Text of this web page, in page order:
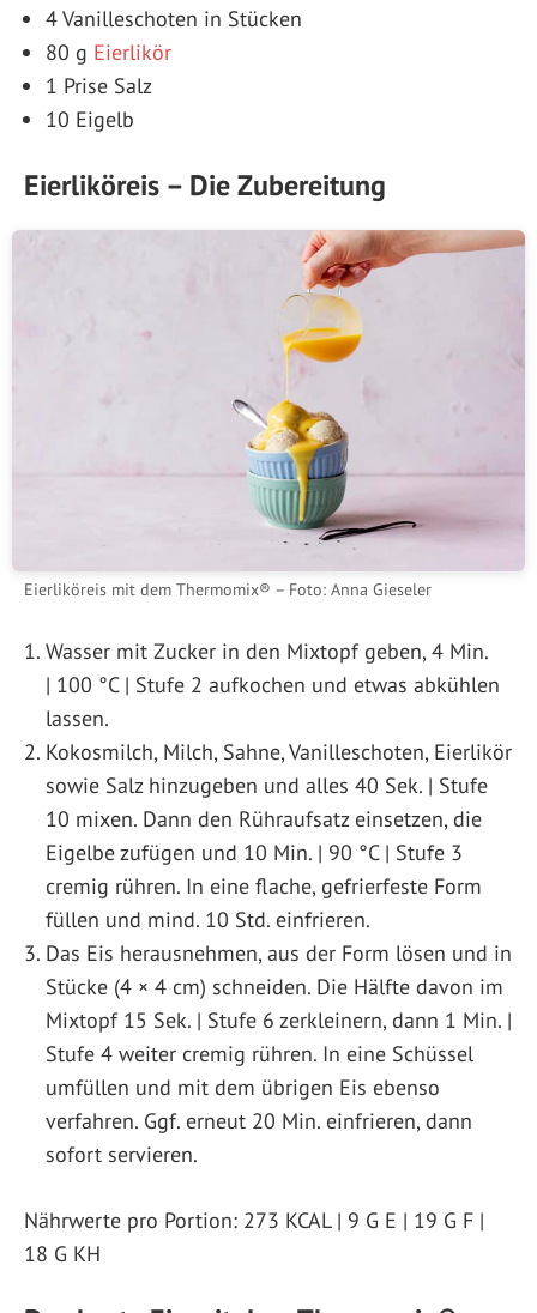
4 Vanilleschoten in Stücken
80 g Eierlikör
1 Prise Salz
10 Eigelb
Eierliköreis – Die Zubereitung
Eierliköreis mit dem Thermomix® – Foto: Anna Gieseler
Wasser mit Zucker in den Mixtopf geben, 4 Min.
| 100 °C | Stufe 2 aufkochen und etwas abkühlen
lassen.
Kokosmilch, Milch, Sahne, Vanilleschoten, Eierlikör
sowie Salz hinzugeben und alles 40 Sek. | Stufe
10 mixen. Dann den Rühraufsatz einsetzen, die
Eigelbe zufügen und 10 Min. | 90 °C | Stufe 3
cremig rühren. In eine flache, gefrierfeste Form
füllen und mind. 10 Std. einfrieren.
Das Eis herausnehmen, aus der Form lösen und in
Stücke (4 × 4 cm) schneiden. Die Hälfte davon im
Mixtopf 15 Sek. | Stufe 6 zerkleinern, dann 1 Min. |
Stufe 4 weiter cremig rühren. In eine Schüssel
um­füllen und mit dem übrigen Eis ebenso
verfahren. Ggf. erneut 20 Min. einfrieren, dann
sofort servieren.
Nährwerte pro Portion: 273 KCAL | 9 G E | 19 G F |
18 G KH